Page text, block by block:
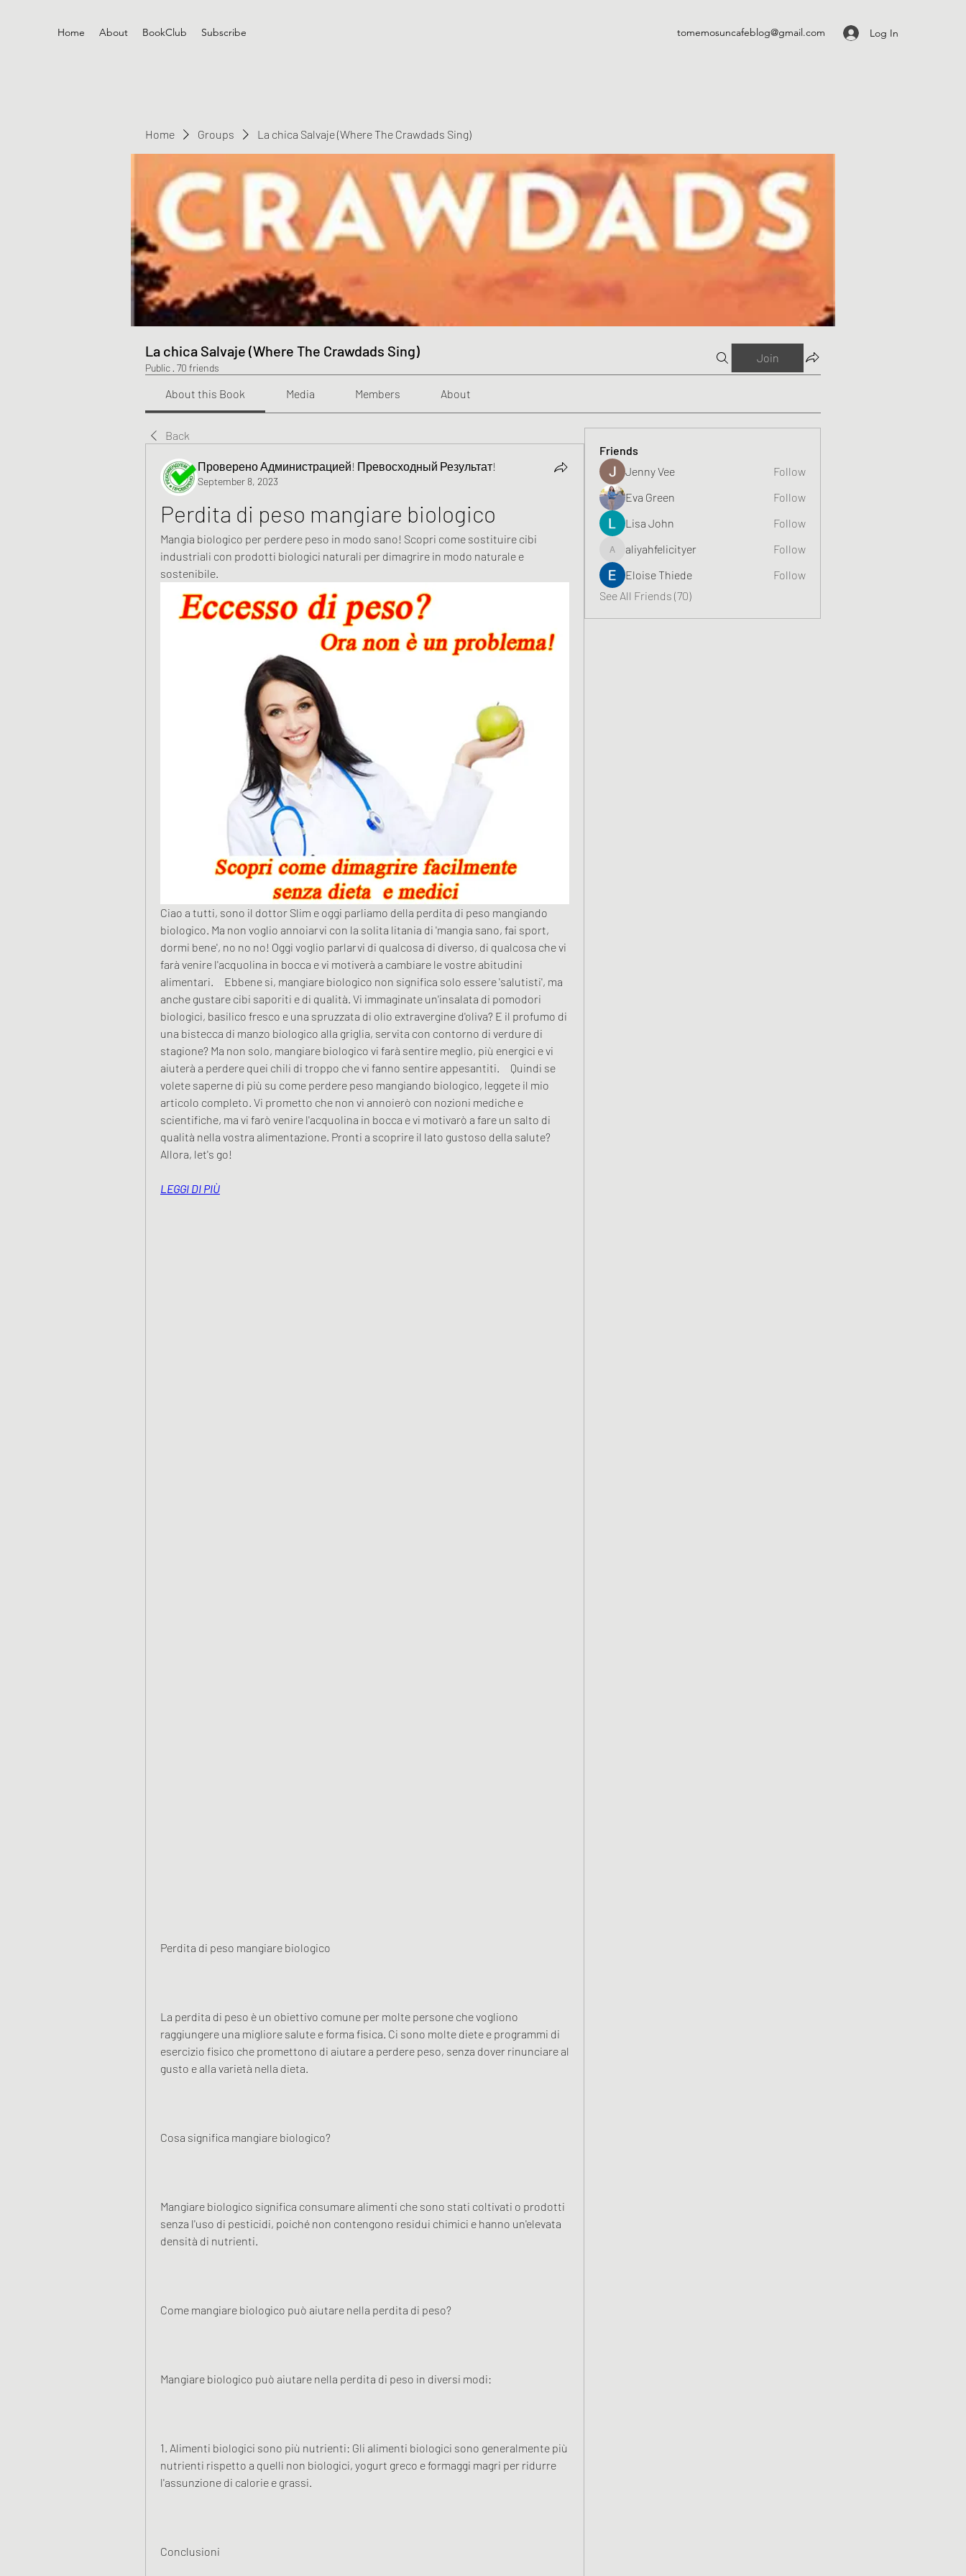
Home About BookClub Subscribe tomemosuncafeblog@gmail.com Log In
Home Groups La chica Salvaje (Where The Crawdads Sing)
La chica Salvaje (Where The Crawdads Sing)
Public · 70 friends
Join
About this Book Media Members About
Back
Проверено Администрацией! Превосходный Результат!
September 8, 2023
Perdita di peso mangiare biologico
Mangia biologico per perdere peso in modo sano! Scopri come sostituire cibi
industriali con prodotti biologici naturali per dimagrire in modo naturale e
sostenibile.
Ciao a tutti, sono il dottor Slim e oggi parliamo della perdita di peso mangiando
biologico. Ma non voglio annoiarvi con la solita litania di 'mangia sano, fai sport,
dormi bene', no no no! Oggi voglio parlarvi di qualcosa di diverso, di qualcosa che vi
farà venire l'acquolina in bocca e vi motiverà a cambiare le vostre abitudini
alimentari.     Ebbene si, mangiare biologico non significa solo essere 'salutisti', ma
anche gustare cibi saporiti e di qualità. Vi immaginate un'insalata di pomodori
biologici, basilico fresco e una spruzzata di olio extravergine d'oliva? E il profumo di
una bistecca di manzo biologico alla griglia, servita con contorno di verdure di
stagione? Ma non solo, mangiare biologico vi farà sentire meglio, più energici e vi
aiuterà a perdere quei chili di troppo che vi fanno sentire appesantiti.     Quindi se
volete saperne di più su come perdere peso mangiando biologico, leggete il mio
articolo completo. Vi prometto che non vi annoierò con nozioni mediche e
scientifiche, ma vi farò venire l'acquolina in bocca e vi motivarò a fare un salto di
qualità nella vostra alimentazione. Pronti a scoprire il lato gustoso della salute?
Allora, let's go!
LEGGI DI PIÙ
Perdita di peso mangiare biologico
La perdita di peso è un obiettivo comune per molte persone che vogliono
raggiungere una migliore salute e forma fisica. Ci sono molte diete e programmi di
esercizio fisico che promettono di aiutare a perdere peso, senza dover rinunciare al
gusto e alla varietà nella dieta.
Cosa significa mangiare biologico?
Mangiare biologico significa consumare alimenti che sono stati coltivati ​​o prodotti
senza l'uso di pesticidi, poiché non contengono residui chimici e hanno un'elevata
densità di nutrienti.
Come mangiare biologico può aiutare nella perdita di peso?
Mangiare biologico può aiutare nella perdita di peso in diversi modi:
1. Alimenti biologici sono più nutrienti: Gli alimenti biologici sono generalmente più
nutrienti rispetto a quelli non biologici, yogurt greco e formaggi magri per ridurre
l'assunzione di calorie e grassi.
Conclusioni
Friends
Jenny Vee
Follow
Eva Green
Follow
Lisa John
Follow
aliyahfelicityer
aliyahfelicityer
Follow
Eloise Thiede
Follow
See All Friends (70)